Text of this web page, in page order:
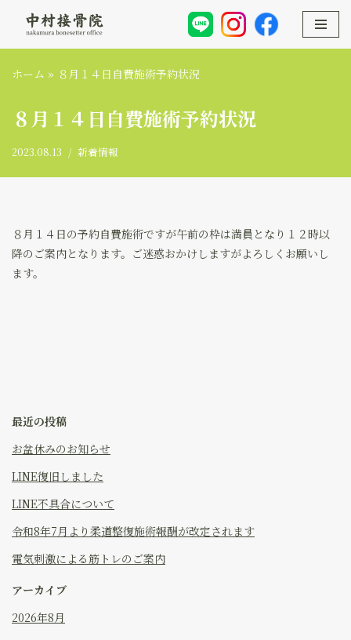
テ
ツ
ス
キ
ホーム » ８月１４日自費施術予約状況
８月１４日自費施術予約状況
2023.08.13 新着情報
８月１４日の予約自費施術ですが午前の枠は満員となり１２時以
降のご案内となります。ご迷惑おかけしますがよろしくお願いし
ます。
最近の投稿
お盆休みのお知らせ
LINE復旧しました
LINE不具合について
令和8年7月より柔道整復施術報酬が改定されます
電気刺激による筋トレのご案内
アーカイブ
2026年8月